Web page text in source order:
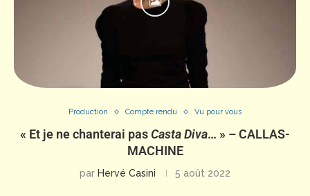
Production Compte rendu Vu pour vous
« Et je ne chanterai pasCasta Diva… » – CALLAS-
MACHINE
par Hervé Casini 5 août 2022